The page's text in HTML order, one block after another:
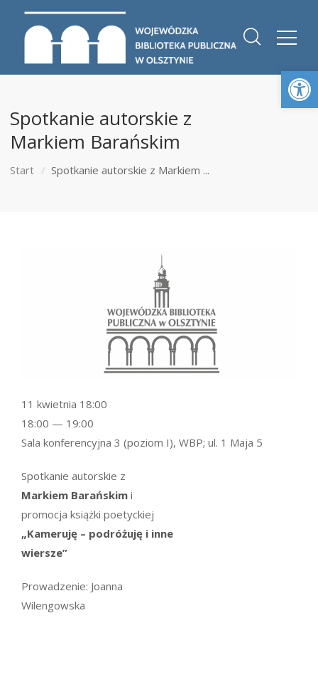
Spotkanie autorskie z
Markiem Barańskim
Start Spotkanie autorskie z Markiem ...
Spotkanie autorskie z
Markiem Barańskim i
promocja książki poetyckiej
„Kameruję – podróżuję i inne
wiersze”
Prowadzenie: Joanna
Wilengowska
11 kwietnia 18:00
18:00 — 19:00
Sala konferencyjna 3 (poziom I), WBP; ul. 1 Maja 5